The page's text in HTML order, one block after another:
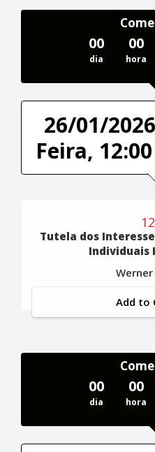
00
dia
00
hora
26/01/
Feira, 12:00
Tutela dos
Individuais
Werner
Add to
00
dia
00
hora